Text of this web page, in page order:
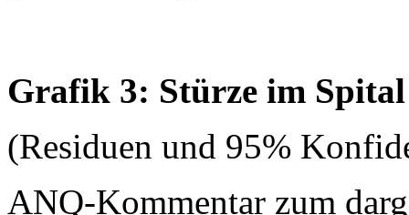
Grafik 3: Stürze im Spital
(Residuen und 95%
ANQ-Kommentar zum